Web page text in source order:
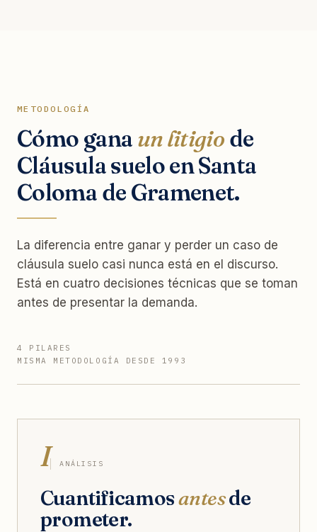
METODOLOGÍA
Cómo gana un litigio de
Cláusula suelo en Santa
Coloma de Gramenet.
La diferencia entre ganar y perder un caso de
cláusula suelo casi nunca está en el discurso.
Está en cuatro decisiones técnicas que se toman
antes de presentar la demanda.
4 PILARES
MISMA METODOLOGÍA DESDE 1993
I ANÁLISIS
Cuantificamosantesde
prometer.